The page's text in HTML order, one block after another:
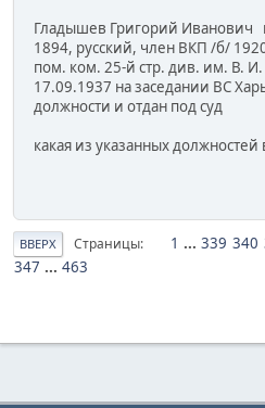
Гладышев Григорий Иванович
1894, русский, член ВКП /б/
пом. ком. 25-й стр. див. им. В.
17.09.1937 на заседании ВС
должности и отдан под суд
какая из указанных должностей
ВВЕРХ Страницы 1 ... 339 340
347 ... 463